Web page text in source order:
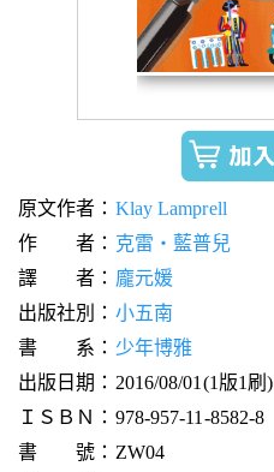
原文作者： Klay Lamprell
作 者： 克雷‧藍普兒
譯 者： 龐元媛
出版社別： 小五南
書 系： 少年博雅
出版日期：2016/08/01(1版1刷)
ＩＳＢＮ：978-957-11-8582-8
書 號：ZW04